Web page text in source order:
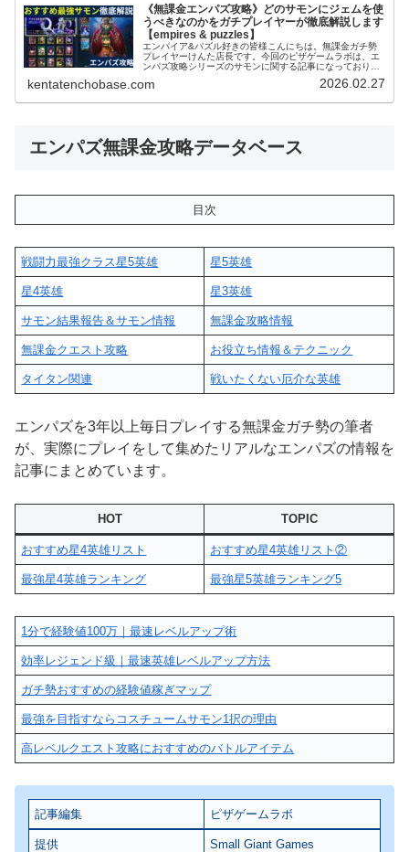
《無課金エンパズ攻略》どのサモンにジェムを使
うべきなのかをガチプレイヤーが徹底解説します
【empires & puzzles】
エンパイア&パズル好きの皆様こんにちは。無課金ガチ勢
プレイヤーけんた店長です。今回のピザゲームラボは、エ
ンパズ攻略シリーズのサモンに関する記事になっておりま
筆者が、多くのプレイヤーさんが迷...
kentatenchobase.com 2026.02.27
エンパズ無課金攻略データベース
目次
戦闘力最強クラス星5英雄 星5英雄
星4英雄 星3英雄
サモン結果報告＆サモン情報 無課金攻略情報
無課金クエスト攻略 お役立ち情報＆テクニック
タイタン関連 戦いたくない厄介な英雄
エンパズを3年以上毎日プレイする無課金ガチ勢の筆者
が、実際にプレイをして集めたリアルなエンパズの情報を
記事にまとめています。
HOT TOPIC
おすすめ星4英雄リスト おすすめ星4英雄リスト②
最強星4英雄ランキング 最強星5英雄ランキング5
1分で経験値100万｜最速レベルアップ術
効率レジェンド級｜最速英雄レベルアップ方法
ガチ勢おすすめの経験値稼ぎマップ
最強を目指すならコスチュームサモン1択の理由
高レベルクエスト攻略におすすめのバトルアイテム
記事編集 ピザゲームラボ
提供 Small Giant Games